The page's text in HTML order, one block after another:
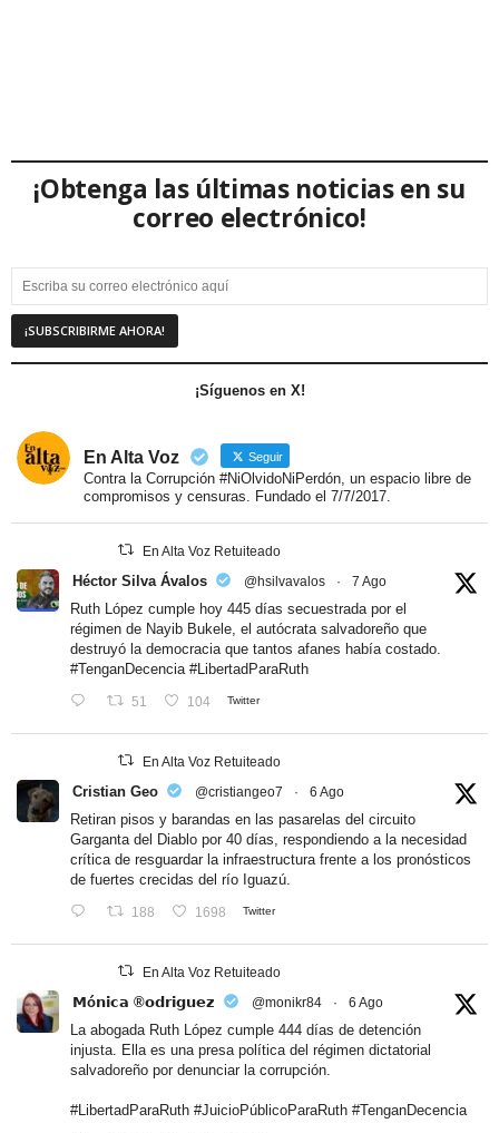
¡Obtenga las últimas noticias en su
correo electrónico!
¡Síguenos en X!
En Alta Voz Seguir
Contra la Corrupción #NiOlvidoNiPerdón, un espacio libre de
compromisos y censuras. Fundado el 7/7/2017.
En Alta Voz Retuiteado
Héctor Silva Ávalos @hsilvavalos · 7 Ago
Ruth López cumple hoy 445 días secuestrada por el
régimen de Nayib Bukele, el autócrata salvadoreño que
destruyó la democracia que tantos afanes había costado.
#TenganDecencia #LibertadParaRuth
51 104 Twitter
En Alta Voz Retuiteado
Cristian Geo @cristiangeo7 · 6 Ago
Retiran pisos y barandas en las pasarelas del circuito
Garganta del Diablo por 40 días, respondiendo a la necesidad
crítica de resguardar la infraestructura frente a los pronósticos
de fuertes crecidas del río Iguazú.
188 1698 Twitter
En Alta Voz Retuiteado
𝗠ó𝗻𝗶𝗰𝗮 ®𝗼𝗱𝗿𝗶𝗴𝘂𝗲𝘇 @monikr84 · 6 Ago
La abogada Ruth López cumple 444 días de detención
injusta. Ella es una presa política del régimen dictatorial
salvadoreño por denunciar la corrupción.
#LibertadParaRuth #JuicioPúblicoParaRuth #TenganDecencia